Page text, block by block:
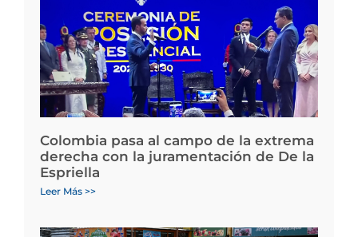
Colombia pasa al campo de la extrema
derecha con la juramentación de De la
Espriella
Leer Más >>